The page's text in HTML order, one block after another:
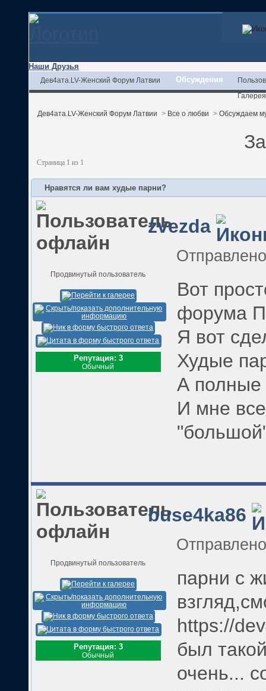
Наши Друзья
Дев4ата.LV-Женский Форум Латвии Обсуждения
Галерея
Дев4ата.LV-Женский Форум Латвии > Все о любви > Обсуждаем
Страница 1 из 1
Нравятся ли вам худые парни?
zvezda
Продвинутый пользователь
Репутация: 3
Обычный
Вот
форума
Я вот
Худые
А
И мне
buse4ka86
Продвинутый пользователь
Репутация: 3
Обычный
парни с
https://
был
очень...